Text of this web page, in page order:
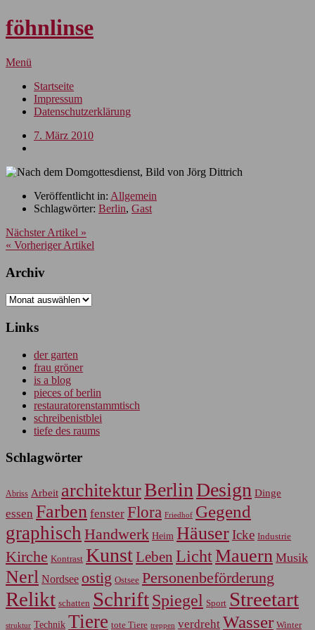
föhnlinse
Menü
Startseite
Impressum
Datenschutzerklärung
7. März 2010
Veröffentlicht in: Allgemein
Schlagwörter: Berlin, Gast
Nächster Artikel »
« Vorheriger Artikel
Archiv
Archiv
Links
der garten
frau gröner
is a blog
pieces of berlin
restauratorenstammtisch
schreibenistblei
tiefe des raums
Schlagwörter
Abriss Arbeit architekturBerlin Design Dinge
essen Farben fenster Flora Friedhof Gegend
graphisch Handwerk Heim HäuserIcke Industrie
Kirche Kontrast KunstLeben LichtMauern Musik
Nerl Nordsee ostig Ostsee Personenbeförderung
Relikt schatten SchriftSpiegel Sport Streetart
struktur Technik Tiere tote Tiere treppen verdreht Wasser Winter